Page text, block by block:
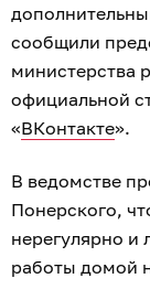
сообщили
министерства
официальной
«ВКонтакте».
В ведомстве
Понерского,
нерегулярно и
работы домой